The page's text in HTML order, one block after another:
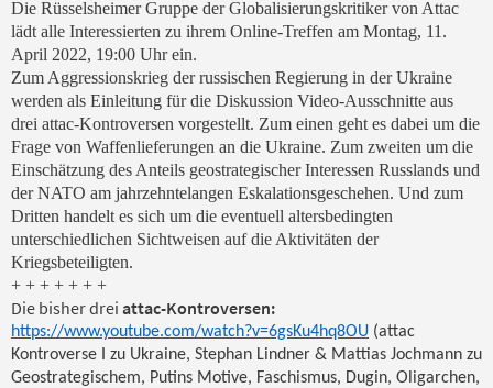
Die Rüsselsheimer Gruppe der Globalisierungskritiker von Attac
lädt alle Interessierten zu ihrem Online-Treffen am Montag, 11.
April 2022, 19:00 Uhr ein.
Zum Aggressionskrieg der russischen Regierung in der Ukraine
werden als Einleitung für die Diskussion Video-Ausschnitte aus
drei attac-Kontroversen vorgestellt. Zum einen geht es dabei um die
Frage von Waffenlieferungen an die Ukraine. Zum zweiten um die
Einschätzung des Anteils geostrategischer Interessen Russlands und
der NATO am jahrzehntelangen Eskalationsgeschehen. Und zum
Dritten handelt es sich um die eventuell altersbedingten
unterschiedlichen Sichtweisen auf die Aktivitäten der
Kriegsbeteiligten.
+ + + + + + +
Die bisher drei attac-Kontroversen:
https://www.youtube.com/watch?v=6gsKu4hq8OU (attac
Kontroverse I zu Ukraine, Stephan Lindner & Mattias Jochmann zu
Geostrategischem, Putins Motive, Faschismus, Dugin, Oligarchen,